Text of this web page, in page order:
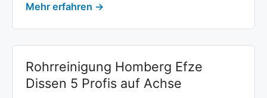
Mehr erfahren →
Rohrreinigung Homberg Efze
Dissen 5 Profis auf Achse